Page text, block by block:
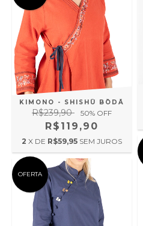
KIMONO - SHISHŪ BŌDĀ
R$239,90 50% OFF
R$119,90
2 X DE R$59,95 SEM JUROS
OFERTA